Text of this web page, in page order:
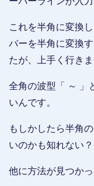
これを半角に変換
バーを半角に変換
たが、上手く行きま
全角の波型「 ～ 」
いんです。
もしかしたら半角
いのかも知れない？
他に方法が見つか